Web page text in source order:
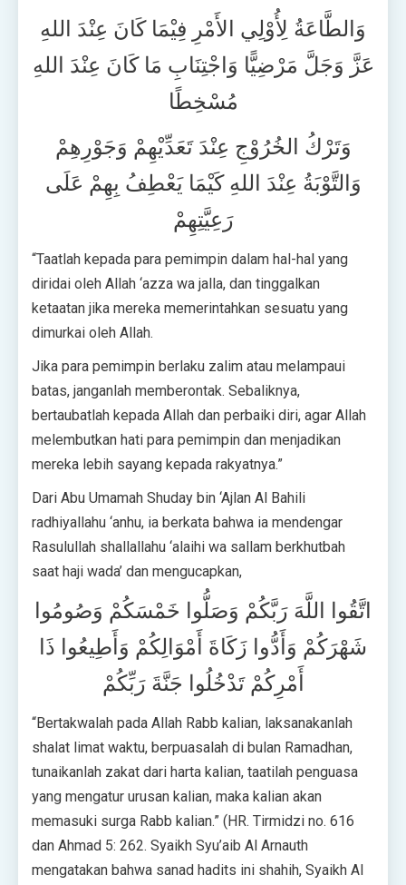
وَالطَّاعَةُ لِأُوْلِي الأَمْرِ فِيْمَا كَانَ عِنْدَ اللهِ
عَزَّ وَجَلَّ مَرْضِيًّا وَاجْتِنَابِ مَا كَانَ عِنْدَ اللهِ
مُسْخِطًا
وَتَرْكُ الخُرُوْجِ عِنْدَ تَعَدِّيْهِمْ وَجَوْرِهِمْ
وَالتَّوْبَةُ عِنْدَ اللهِ كَيْمَا يَعْطِفُ بِهِمْ عَلَى
رَعِيَّتِهِمْ
“Taatlah kepada para pemimpin dalam hal-hal yang
diridai oleh Allah ‘azza wa jalla, dan tinggalkan
ketaatan jika mereka memerintahkan sesuatu yang
dimurkai oleh Allah.
Jika para pemimpin berlaku zalim atau melampaui
batas, janganlah memberontak. Sebaliknya,
bertaubatlah kepada Allah dan perbaiki diri, agar Allah
melembutkan hati para pemimpin dan menjadikan
mereka lebih sayang kepada rakyatnya.”
Dari Abu Umamah Shuday bin ‘Ajlan Al Bahili
radhiyallahu ‘anhu, ia berkata bahwa ia mendengar
Rasulullah shallallahu ‘alaihi wa sallam berkhutbah
saat haji wada’ dan mengucapkan,
اتَّقُوا اللَّهَ رَبَّكُمْ وَصَلُّوا خَمْسَكُمْ وَصُومُوا
شَهْرَكُمْ وَأَدُّوا زَكَاةَ أَمْوَالِكُمْ وَأَطِيعُوا ذَا
أَمْرِكُمْ تَدْخُلُوا جَنَّةَ رَبِّكُمْ
“Bertakwalah pada Allah Rabb kalian, laksanakanlah
shalat limat waktu, berpuasalah di bulan Ramadhan,
tunaikanlah zakat dari harta kalian, taatilah penguasa
yang mengatur urusan kalian, maka kalian akan
memasuki surga Rabb kalian.” (HR. Tirmidzi no. 616
dan Ahmad 5: 262. Syaikh Syu’aib Al Arnauth
mengatakan bahwa sanad hadits ini shahih, Syaikh Al